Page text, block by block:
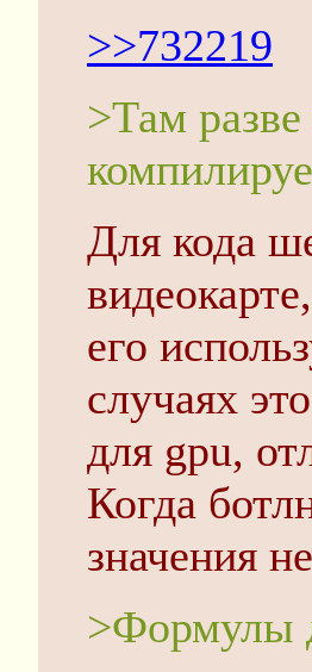
>>732219
>Там
Для кода
его
случаях
для gpu,
Когда
значения
>Формулы